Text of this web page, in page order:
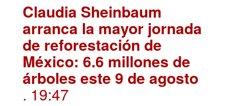
Claudia Sheinbaum
arranca la mayor jornada
de reforestación de
México: 6.6 millones de
árboles este 9 de agosto
. 19:47